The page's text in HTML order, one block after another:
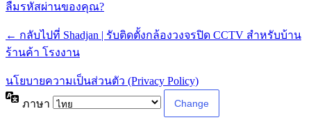
ลืมรหัสผ่านของคุณ?
← กลับไปที่ Shadjan | รับติดตั้งกล้องวงจรปิด CCTV สำหรับบ้าน
ร้านค้า โรงงาน
นโยบายความเป็นส่วนตัว (Privacy Policy)
ภาษา